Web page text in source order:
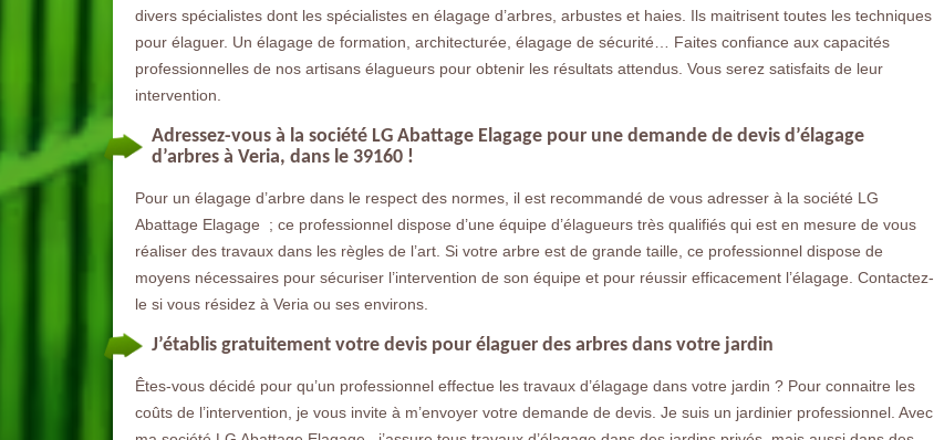
divers spécialistes dont les spécialistes en élagage d’arbres, arbustes et haies. Ils maitrisent toutes les techniques
pour élaguer. Un élagage de formation, architecturée, élagage de sécurité… Faites confiance aux capacités
professionnelles de nos artisans élagueurs pour obtenir les résultats attendus. Vous serez satisfaits de leur
intervention.
Adressez-vous à la société LG Abattage Elagage pour une demande de devis d’élagage
d’arbres à Veria, dans le 39160 !
Pour un élagage d’arbre dans le respect des normes, il est recommandé de vous adresser à la société LG
Abattage Elagage ; ce professionnel dispose d’une équipe d’élagueurs très qualifiés qui est en mesure de vous
réaliser des travaux dans les règles de l’art. Si votre arbre est de grande taille, ce professionnel dispose de
moyens nécessaires pour sécuriser l’intervention de son équipe et pour réussir efficacement l’élagage. Contactez-
le si vous résidez à Veria ou ses environs.
J’établis gratuitement votre devis pour élaguer des arbres dans votre jardin
Êtes-vous décidé pour qu’un professionnel effectue les travaux d’élagage dans votre jardin ? Pour connaitre les
coûts de l’intervention, je vous invite à m’envoyer votre demande de devis. Je suis un jardinier professionnel. Avec